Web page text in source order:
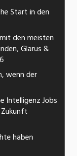
Start in den
den meisten
Glarus &
wenn der
Intelligenz Jobs
haben